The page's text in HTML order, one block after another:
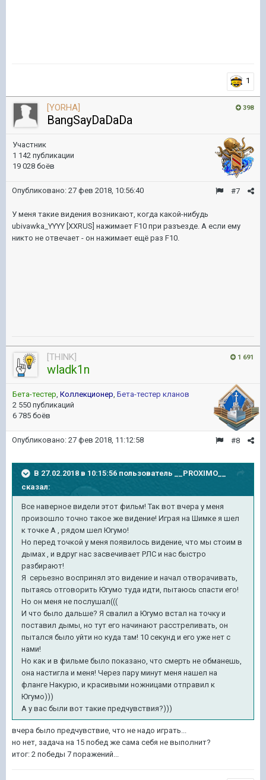
1
398
[YORHA]
BangSayDaDaDa
Участник
1 142 публикации
19 028 боёв
#7
Опубликовано: 27 фев 2018, 10:56:40
У меня такие видения возникают, когда какой-нибудь
ubivawka_YYYY [XXRUS] нажимает F10 при разъезде. А если ему
никто не отвечает - он нажимает ещё раз F10.
1 691
[THINK]
wladk1n
Бета-тестер, Коллекционер, Бета-тестер кланов
2 550 публикаций
6 785 боёв
#8
Опубликовано: 27 фев 2018, 11:12:58
В 27.02.2018 в 10:15:56 пользователь
__PROXIMO__
сказал:
Все наверное видели этот фильм! Так вот вчера у меня
произошло точно такое же видение! Играя на Шимке я шел
к точке А , рядом шел Югумо!
Но перед точкой у меня появилось видение, что мы стоим в
дымах , и вдруг нас засвечивает РЛС и нас быстро
разбирают!
Я серьезно воспринял это видение и начал отворачивать,
пытаясь отговорить Югумо туда идти, пытаюсь спасти его!
Но он меня не послушал(((
И что было дальше? Я свалил а Югумо встал на точку и
поставил дымы, но тут его начинают расстреливать, он
пытался было уйти но куда там! 10 секунд и его уже нет с
нами!
Но как и в фильме было показано, что смерть не обманешь,
она настигла и меня! Через пару минут меня нашел на
фланге Накурю, и красивыми ножницами отправил к
Югумо)))
А у вас были вот такие предчувствия?)))
вчера было предчувствие, что не надо играть...
но нет, задача на 15 побед же сама себя не выполнит?
итог: 2 победы 7 поражений...